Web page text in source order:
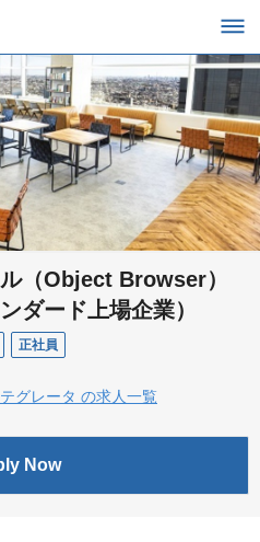
（Object Browser）
ダード上場企業）
正社員
グレータ の求人一覧
Now